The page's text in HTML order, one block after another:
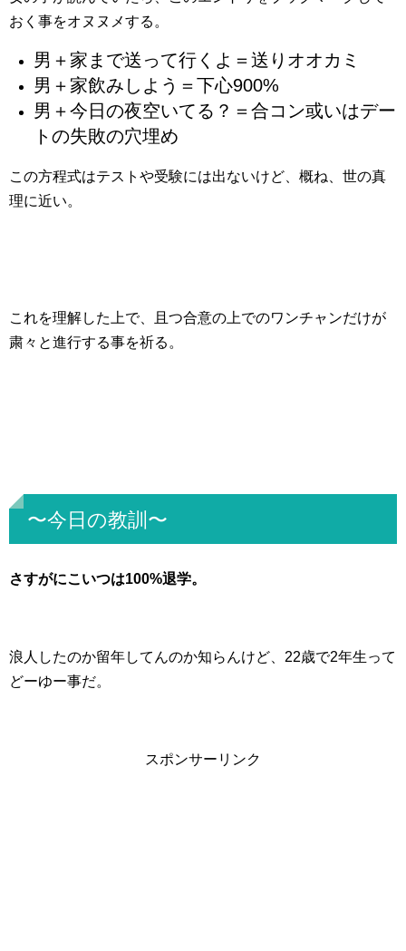
おく事をオヌヌメする。
男＋家まで送って行くよ＝送りオオカミ
男＋家飲みしよう＝下心900%
男＋今日の夜空いてる？＝合コン或いはデー
トの失敗の穴埋め
この方程式はテストや受験には出ないけど、概ね、世の真
理に近い。
これを理解した上で、且つ合意の上でのワンチャンだけが
粛々と進行する事を祈る。
〜今日の教訓〜
さすがにこいつは100%退学。
浪人したのか留年してんのか知らんけど、22歳で2年生って
どーゆー事だ。
スポンサーリンク